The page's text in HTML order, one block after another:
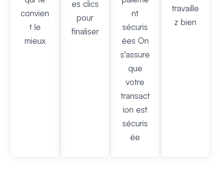
convien
t le
mieux
es clics
pour
finaliser
nt
sécuris
ées On
s'assure
que
votre
transact
ion est
sécuris
ée
travaille
z bien